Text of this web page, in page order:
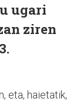
ugari
ziren
eta, haietatik,